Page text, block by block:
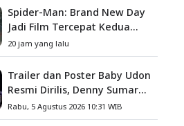
Spider-Man: Brand New Day
Jadi Film Tercepat Kedua
yang Berhasil Tembus US$1
Miliar
20 jam yang lalu
Trailer dan Poster Baby Udon
Resmi Dirilis, Denny Sumargo
Angkat Kisah Nyata Fanny
Kondoh
Rabu, 5 Agustus 2026 10:31 WIB